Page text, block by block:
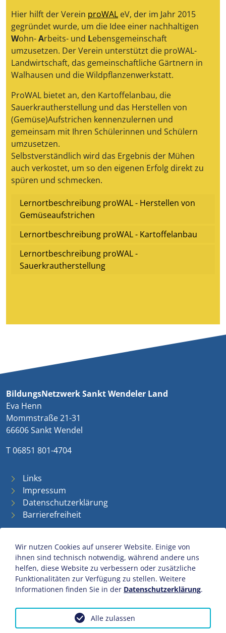
Hier hilft der Verein proWAL eV, der im Jahr 2015
gegründet wurde, um die Idee einer nachhaltigen
Wohn-Arbeits- und Lebensgemeinschaft
umzusetzen. Der Verein unterstützt die proWAL-
Landwirtschaft, das gemeinschaftliche Gärtnern in
Walhausen und die Wildpflanzenwerkstatt.
ProWAL bietet an, den Kartoffelanbau, die
Sauerkrautherstellung und das Herstellen von
(Gemüse)Aufstrichen kennenzulernen und
gemeinsam mit Ihren Schülerinnen und Schülern
umzusetzen.
Selbstverständlich wird das Ergebnis der Mühen
auch verkostet, um so den eigenen Erfolg direkt zu
spüren und schmecken.
Lernortbeschreibung proWAL - Herstellen von
Gemüseaufstrichen
Lernortbeschreibung proWAL - Kartoffelanbau
Lernortbeschreibung proWAL -
Sauerkrautherstellung
BildungsNetzwerk Sankt Wendeler Land
Eva Henn
Mommstraße 21-31
66606 Sankt Wendel
T 06851 801-4704
Links
Impressum
Datenschutzerklärung
Barrierefreiheit
Wir nutzen Cookies auf unserer Website. Einige von
ihnen sind technisch notwendig, während andere uns
helfen, diese Website zu verbessern oder zusätzliche
Funktionalitäten zur Verfügung zu stellen. Weitere
Informationen finden Sie in der Datenschutzerklärung.
Alle zulassen